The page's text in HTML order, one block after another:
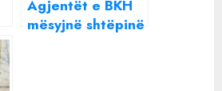
Agjentët e BKH
mësyjnë shtëpinë